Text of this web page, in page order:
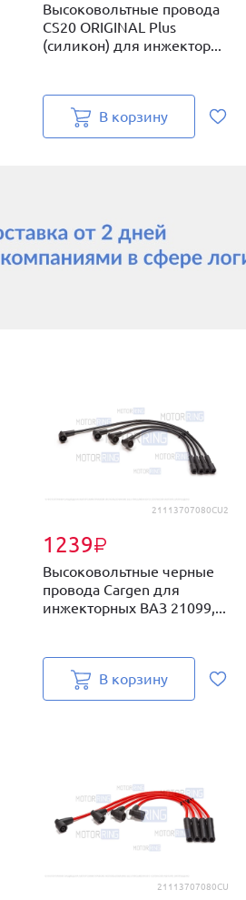
Высоковольтные провода
CS20 ORIGINAL Plus
(силикон) для инжектор...
В корзину
21113707080CU2
1239₽
Высоковольтные черные
провода Cargen для
инжекторных ВАЗ 21099,...
В корзину
21113707080CU